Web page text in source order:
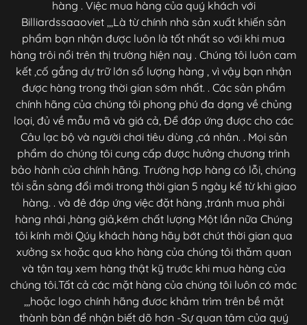
hàng . Việc mua hàng của quý khách với
Billiardssaaoviet ,,,Là từ chính nhà sản xuất khiến sản
phẩm bạn nhận được luôn là tốt nhất so với khi mua
hàng trôi nổi trên thị trường hiện nay . Chúng tôi luôn cam
kết ,cố gắng dự trữ lớn số lượng hàng , vì vậy bạn nhận
được hàng trong thời gian sớm nhất. . Các sản phẩm
chính hãng của chúng tôi phong phú đa dạng về chủng
loại, đủ về mẫu mã và giá cả, Để đáp ứng được cho các
Câu lạc bộ và người chơi tiêu dùng ,cá nhân. . Mọi sản
phẩm do chúng tôi cung cấp được hưởng chương trình
bảo hành của chính hãng. Trường hợp hàng có lỗi, chúng
tôi sẵn sàng đổi mới trong thời gian 5 ngày kể từ khi giao
hàng. . và đê đáp ứng việc đặt hàng ,tránh mua phải
hàng nhái ,hàng giả,kém chất lượng Một lần nữa Chúng
tôi kính mời Qúy khách hàng hãy bớt chút thời gian qua
xưởng sx hoặc qua kho hàng của chúng tôi thăm quan
và tận tay xem hàng thật kỹ trước khi mua hàng của
chúng tôi.Tất cả các mặt hàng của chúng tôi luôn có mác
,,,hoặc logo chính hãng đươc khảm trìm trên bề mặt
thành bàn để nhận biết dõ hơn -Sự quan tâm của quý